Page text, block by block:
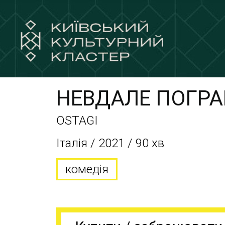
НЕВДАЛЕ
OSTAGI
Італія / 2021 / 90 хв
комедія